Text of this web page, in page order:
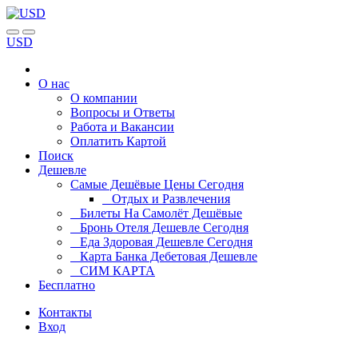
USD
О нас
О компании
Вопросы и Ответы
Работа и Вакансии
Оплатить Картой
Поиск
Дешевле
Самые Дешёвые Цены Сегодня
Отдых и Развлечения
Билеты На Самолёт Дешёвые
Бронь Отеля Дешевле Сегодня
Еда Здоровая Дешевле Сегодня
Карта Банка Дебетовая Дешевле
СИМ КАРТА
Бесплатно
Контакты
Вход